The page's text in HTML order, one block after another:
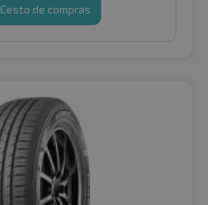
Cesto de compras